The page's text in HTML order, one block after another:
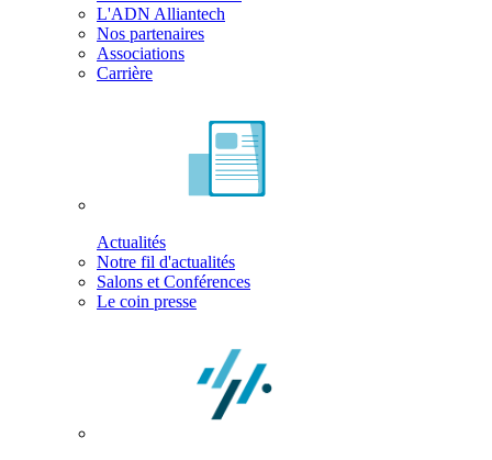
L'ADN Alliantech
Nos partenaires
Associations
Carrière
Actualités
Notre fil d'actualités
Salons et Conférences
Le coin presse